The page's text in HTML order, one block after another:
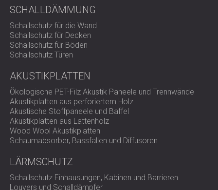
Arbeitswoche zu identifizieren.
Wichtigste Vorteile
Zertifiziert für den Betrieb in explosionsgefährdeten
Entspricht den Eigensicherheitsnormen ATEX, IECEx,
EEx, FM, SIMTARS und UKEX.
Goldbeschichtetes Metallgehäuse für Inertheit und
Langlebigkeit unter rauen Bedingungen
Lässt sich über einen Lederclip-Riemen an der
Schulter befestigen für bequemen und sicheren Halt
Überwacht die Lärmbelastung der Arbeiter während
eines gesamten Arbeitstages, einer Schicht oder
Das autarke, kabellose Design verhindert Störungen
und Manipulationen.
Erfasst alle wesentlichen Parameter: LAeq, LEP,d, %
SCHALLDÄMMUNG
Schallschutz für die Wand
Schallschutz für Decken
Schallschutz für Böden
Schallschutz Türen
AKUSTIKPLATTEN
Ökologische PET-Filz Akustik Paneele und Trennwände
Akustikplatten aus perforiertem Holz
Akustische Stoffpaneele und Baffel
Akustikplatten aus Lattenholz
Wood Wool Akustikplatten
Schaumabsorber, Bassfallen und Diffusoren
LÄRMSCHUTZ
Schallschutz Einhausungen, Kabinen und Barrieren
Louvers und Schalldämpfer